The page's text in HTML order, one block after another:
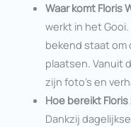
Waar komt Floris
werkt in het
bekend staat om
plaatsen. Vanuit
zijn foto’s en
Hoe bereikt
Dankzij